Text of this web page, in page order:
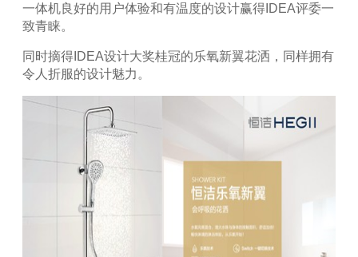
一体机良好的用户体验和有温度的设计赢得 IDEA评委一
致青睐。
同时摘得 IDEA设计大奖桂冠的乐氧新翼花洒，同样拥有
令人折服的设计魅力。